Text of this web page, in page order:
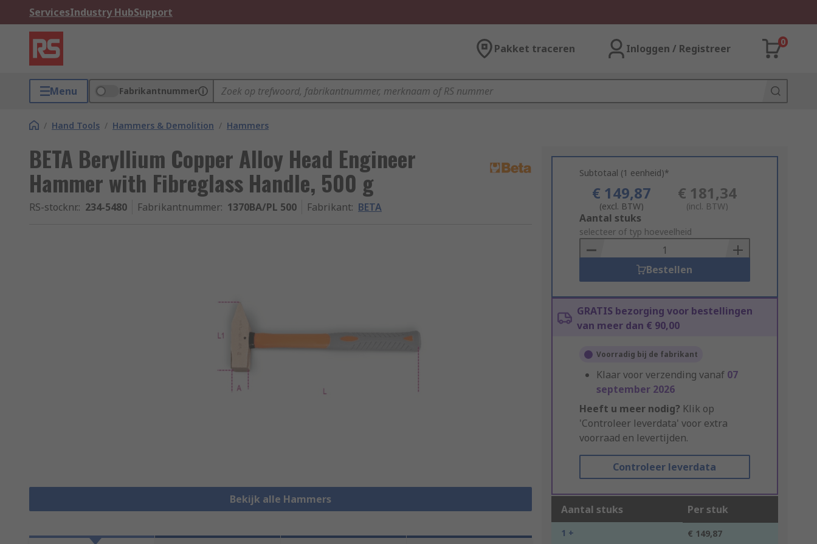
ServicesIndustry HubSupport
Pakket traceren Inloggen / Registreer
0
Menu Fabrikantnummer
/ Hand Tools / Hammers & Demolition / Hammers
BETA Beryllium Copper Alloy Head Engineer
Hammer with Fibreglass Handle, 500 g
RS-stocknr.: 234-5480 Fabrikantnummer: 1370BA/PL 500 Fabrikant: BETA
Bekijk alle Hammers
Subtotaal (1 eenheid)*
€ 149,87
(excl. BTW)
€ 181,34
(incl. BTW)
Add
to
Basket
Aantal stuks
selecteer of typ hoeveelheid
Bestellen
GRATIS bezorging voor bestellingen
van meer dan € 90,00
Voorradig bij de fabrikant
Klaar voor verzending vanaf 07
september 2026
Heeft u meer nodig? Klik op
'Controleer leverdata' voor extra
voorraad en levertijden.
Controleer leverdata
Aantal stuks Per stuk
1 + € 149,87